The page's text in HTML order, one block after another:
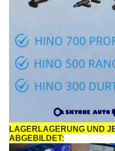
LAGERLAGERUNG UND
ABGEBILDET: